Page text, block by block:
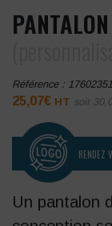
Référence :
25,07€ HT soit
RENDEZ
Un pantalon